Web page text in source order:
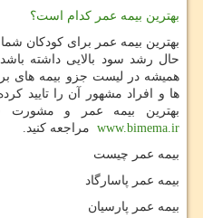
بهترین بیمه عمر کدام است؟
بهترین بیمه عمر برای کودکان
حال رشد سود بالایی داشته
همیشه در لیست جزو بیمه های
ها و افراد مشهور آن را تایید
بهترین بیمه عمر و
www.bimema.ir مراجعه کنید.
بیمه عمر چیست
بیمه عمر پاسارگاد
بیمه عمر پارسیان